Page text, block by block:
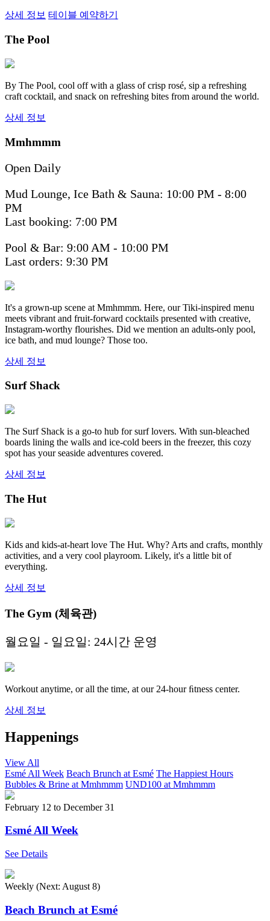
상세 정보 테이블 예약하기
The Pool
By The Pool, cool off with a glass of crisp rosé, sip a refreshing
craft cocktail, and snack on refreshing bites from around the world.
상세 정보
Mmhmmm
Open Daily
Mud Lounge, Ice Bath & Sauna: 10:00 PM - 8:00
PM
Last booking: 7:00 PM
Pool & Bar: 9:00 AM - 10:00 PM
Last orders: 9:30 PM
It's a grown-up scene at Mmhmmm. Here, our Tiki-inspired menu
meets vibrant and fruit-forward cocktails presented with creative,
Instagram-worthy flourishes. Did we mention an adults-only pool,
ice bath, and mud lounge? Those too.
상세 정보
Surf Shack
The Surf Shack is a go-to hub for surf lovers. With sun-bleached
boards lining the walls and ice-cold beers in the freezer, this cozy
spot has your seaside adventures covered.
상세 정보
The Hut
Kids and kids-at-heart love The Hut. Why? Arts and crafts, monthly
activities, and a very cool playroom. Likely, it's a little bit of
everything.
상세 정보
The Gym (체육관)
월요일 - 일요일: 24시간 운영
Workout anytime, or all the time, at our 24-hour ﬁtness center.
상세 정보
Happenings
View All
Esmé All Week Beach Brunch at Esmé The Happiest Hours
Bubbles & Brine at Mmhmmm UND100 at Mmhmmm
February 12 to December 31
Esmé All Week
See Details
Weekly (Next: August 8)
Beach Brunch at Esmé